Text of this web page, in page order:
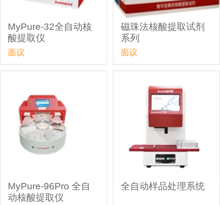
MyPure-32全自动核
酸提取仪
面议
磁珠法核酸提取试剂
系列
面议
MyPure-96Pro 全自
动核酸提取仪
全自动样品处理系统